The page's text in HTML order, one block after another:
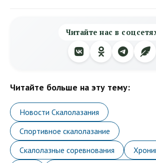
Читайте нас в
Читайте больше на эту тему:
Новости Скалолазания
Спортивное скалолазание
Скалолазные соревнования